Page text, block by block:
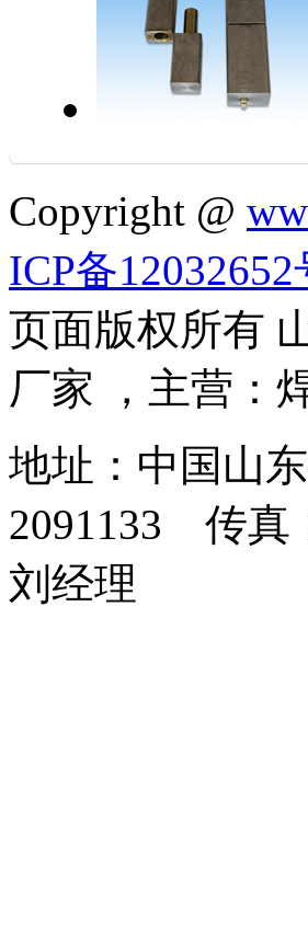
Copyright @
ICP备12032652
页面版权所有
厂家 ，主营：
地址：中国山
2091133 传真
刘经理